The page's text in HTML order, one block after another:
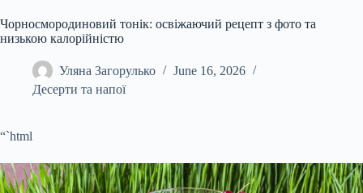
Чорносмородиновий тонік: освіжаючий рецепт з фото та
низькою калорійністю
Уляна Загорулько
June 16, 2026
Десерти та напої
“`html